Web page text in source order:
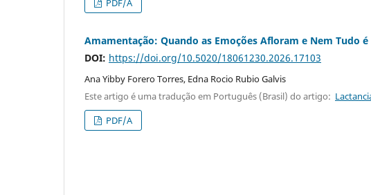
PDF/A
Amamentação: Quando as Emoções Afloram e Nem Tudo é
DOI: https://doi.org/10.5020/18061230.2026.17103
Ana Yibby Forero Torres, Edna Rocio Rubio Galvis
Este artigo é uma tradução em Português (Brasil) do artigo:
PDF/A